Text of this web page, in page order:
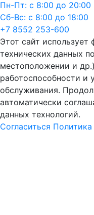
Пн-Пт: с 8:00 до 20:00
Сб-Вс: с 8:00 до 18:00
+7 8552 253-600
Этот сайт
технических данных
местоположении и
работоспособности и
обслуживания.
автоматически
данных технологий.
Согласиться